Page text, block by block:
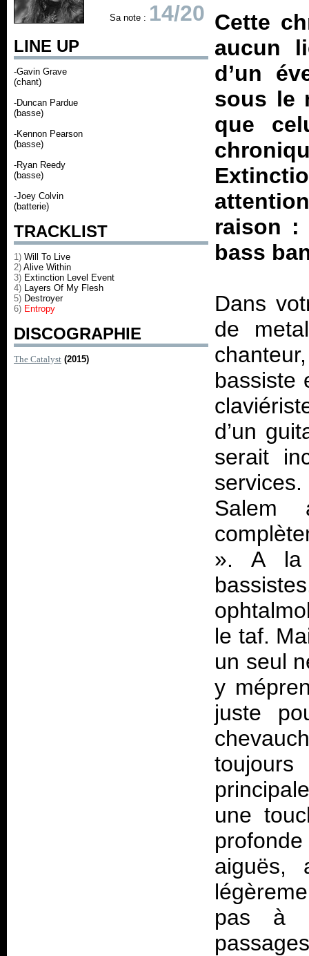
Sa note : 14/20
LINE UP
-Gavin Grave
(chant)
-Duncan Pardue
(basse)
-Kennon Pearson
(basse)
-Ryan Reedy
(basse)
-Joey Colvin
(batterie)
TRACKLIST
1) Will To Live
2) Alive Within
3) Extinction Level Event
4) Layers Of My Flesh
5) Destroyer
6) Entropy
DISCOGRAPHIE
The Catalyst (2015)
Cette
aucun
d’un
sous le
que
raison :
bass
Dans
de
bassiste
d’un
serait
». A la
le taf.
un seul
y
juste
une
aiguës,
pas à